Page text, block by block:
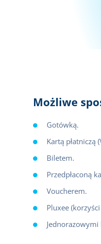
Możliwe
Gotówką.
Kartą płatniczą
Biletem.
Przedpłaconą
Voucherem.
Pluxee